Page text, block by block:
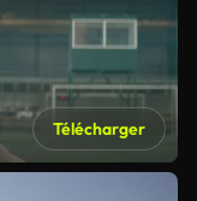
Télécharger